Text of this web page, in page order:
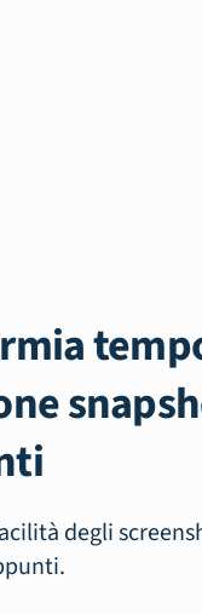
degli